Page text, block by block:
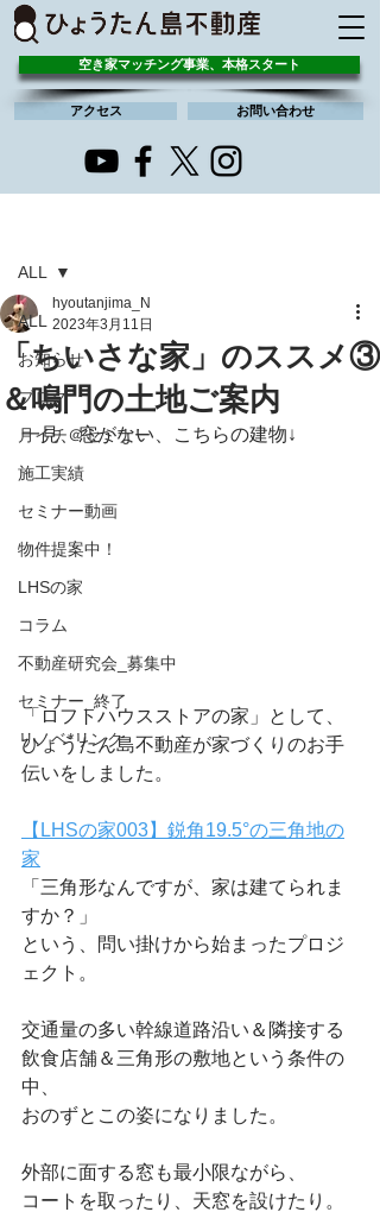
アクセス お問い合わせ
空き家マッチング事業、本格スタート
ALL
お知らせ
ブログ
月イチ＠セミナー
施工実績
セミナー動画
物件提案中！
LHSの家
コラム
不動産研究会_募集中
セミナー_終了
リノベ*リンク
ALL
「ちいさな家」のススメ③
＆鳴門の土地ご案内
hyoutanjima_N
2023年3月11日
一見、窓がない、こちらの建物↓
「ロフトハウスストアの家」として、
ひょうたん島不動産が家づくりのお手
伝いをしました。
【LHSの家003】鋭角19.5°の三角地の
家
「三角形なんですが、家は建てられま
すか？」
という、問い掛けから始まったプロジ
ェクト。
交通量の多い幹線道路沿い＆隣接する
飲食店舗＆三角形の敷地という条件の
中、
おのずとこの姿になりました。
外部に面する窓も最小限ながら、
コートを取ったり、天窓を設けたり。